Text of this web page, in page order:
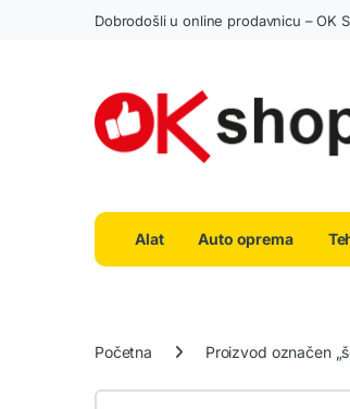
Dobrodošli u online prodavnicu – OK
Alat Auto oprema
Početna Proizvod označen